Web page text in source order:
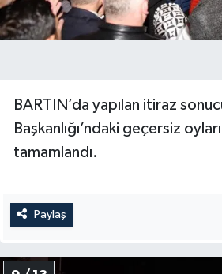
BARTIN’da yapılan itiraz
Başkanlığı’ndaki geçersiz
tamamlandı.
Paylaş